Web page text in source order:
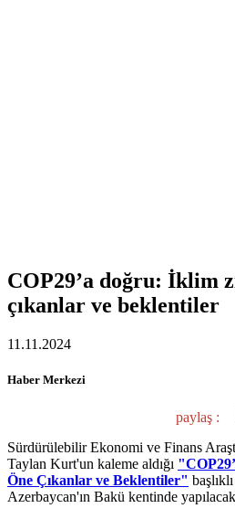
COP29’a doğru: İklim
çıkanlar ve beklentiler
11.11.2024
Haber Merkezi
paylaş :
Sürdürülebilir Ekonomi ve Finans
Taylan Kurt'un kaleme aldığı
Öne Çıkanlar ve Beklentiler"
Azerbaycan'ın Bakü kentinde